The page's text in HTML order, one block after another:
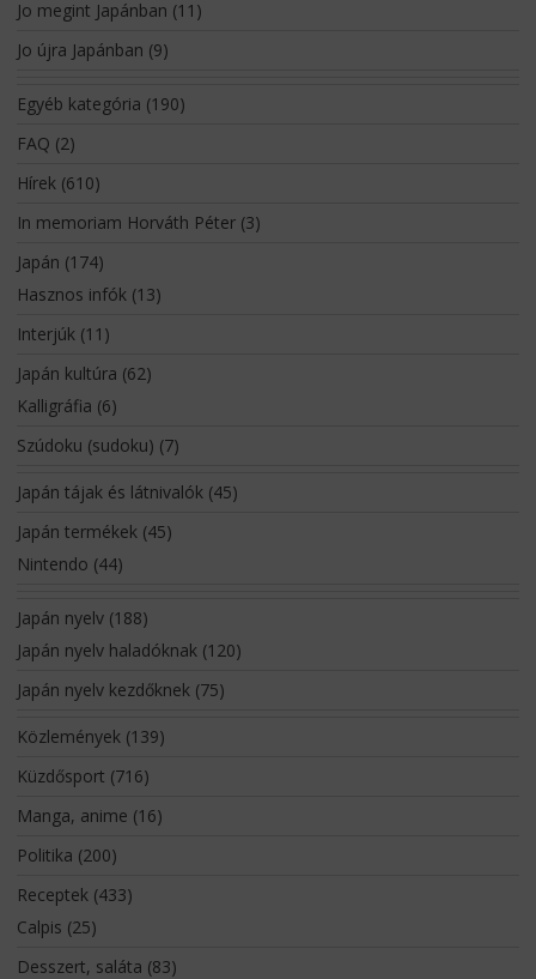
Jo megint Japánban (11)
Jo újra Japánban (9)
Egyéb kategória (190)
FAQ (2)
Hírek(610)
In memoriam Horváth Péter(3)
Japán (174)
Hasznos infók(13)
Interjúk(11)
Japán kultúra (62)
Kalligráfia (6)
Szúdoku (sudoku) (7)
Japán tájak és látnivalók(45)
Japán termékek(45)
Nintendo (44)
Japán nyelv(188)
Japán nyelv haladóknak(120)
Japán nyelv kezdőknek(75)
Közlemények(139)
Küzdősport (716)
Manga, anime (16)
Politika (200)
Receptek(433)
Calpis (25)
Desszert, saláta (83)